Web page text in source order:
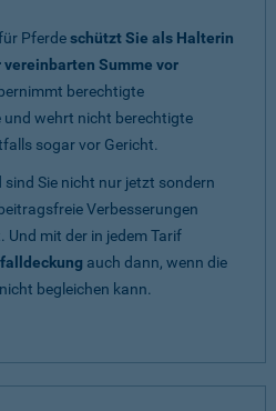
Pferdeschützt Sie als Halterin
Summe vor
berechtigte
wehrt nicht berechtigte
sogar vor Gericht.
sind Sie nicht nur jetzt sondern
Verbesserungen
Und mit der in jedem Tarif
auch dann, wenn die
begleichen kann.